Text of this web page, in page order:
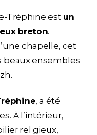
Tréphine est un
breton.
chapelle, cet
beaux ensembles
, a été
À l’intérieur,
religieux,